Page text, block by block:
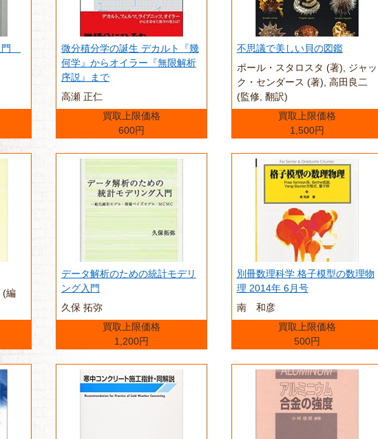
門
微分積分学の誕生 デカルト『幾
何学』からオイラー『無限解析
序説』まで
高瀬 正仁
買取上限価格
600円
不思議で美しい貝の図鑑
ポール・スタロスタ (著),‎ ジャッ
ク・センダース (著),‎ 高田良二
(監修, 翻訳)
買取上限価格
1,500円
(編
データ解析のための統計モデリ
ング入門
久保 拓弥
買取上限価格
1,200円
別冊数理科学 格子模型の数理物
理 2014年 6月号
南 和彦
買取上限価格
500円